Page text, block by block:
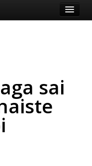
sisse või registreeru
sai